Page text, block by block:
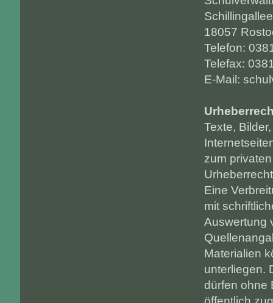
18057
Telefon:
Telefax:
E-Mail:
Texte,
zum
Eine
mit
Auswertung
Materialien
unterliegen.
dürfen ohne